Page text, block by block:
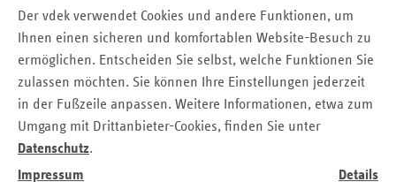
Der vdek verwendet Cookies und andere Funktionen, um
Ihnen einen sicheren und komfortablen Website-Besuch zu
ermöglichen. Entscheiden Sie selbst, welche Funktionen Sie
zulassen möchten. Sie können Ihre Einstellungen jederzeit
in der Fußzeile anpassen. Weitere Informationen, etwa zum
Umgang mit Drittanbieter-Cookies, finden Sie unter
Datenschutz.
Impressum
Details
Selbstverwaltung bleiben erhalten
Das Bündnis begrüßt ausdrücklich, dass die Kompetenzen
der
Sozialen Selbstverwaltung
nun doch nicht durch den
neuen - aus hauptamtlichen Vorständen der Krankenkassen
bestehenden - Lenkungs- und Koordinierungsausschuss
(LKA) beim GKV-Spitzenverband (GKV-SV) eingeschränkt